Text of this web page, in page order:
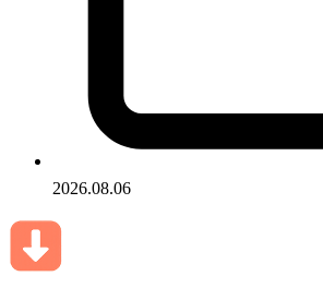
2026.08.06